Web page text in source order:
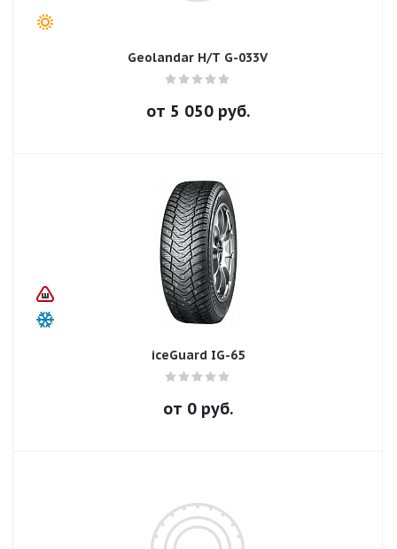
Geolandar H/T G-033V
от 5 050руб.
iceGuard IG-65
от 0руб.